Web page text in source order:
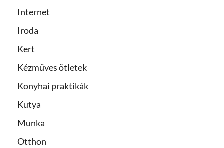
Internet
Iroda
Kert
Kézműves ötletek
Konyhai praktikák
Kutya
Munka
Otthon